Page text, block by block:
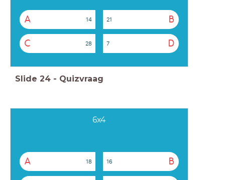
A 14 B
21
C 28 D
7
Slide 24 - Quizvraag
6x4
A 18 B
16